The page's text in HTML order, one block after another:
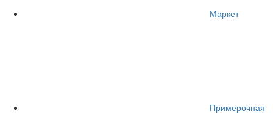
Маркет
Примерочная